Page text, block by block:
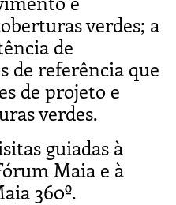
verdes; a
de
de referência que
de projeto e
verdes.
guiadas à
Maia e à
360º.